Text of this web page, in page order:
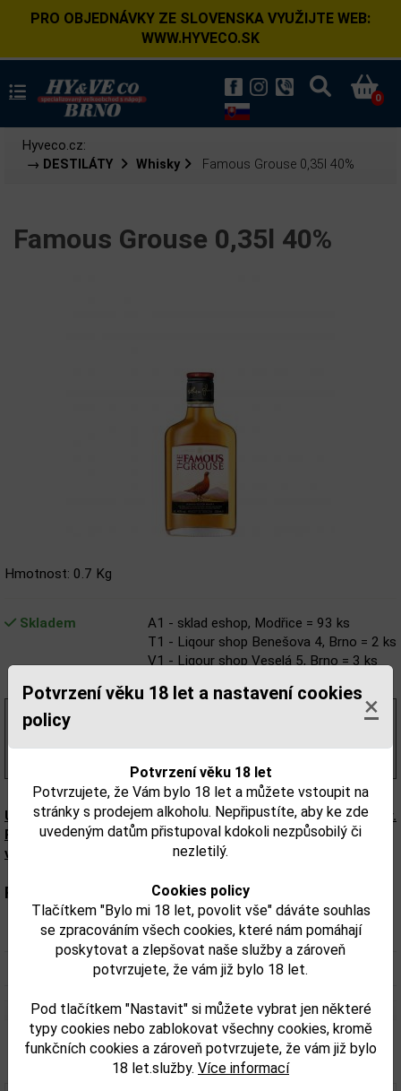
Potvrzení věku 18 let a nastavení cookies
policy
×
Potvrzení věku 18 let
Potvrzujete, že Vám bylo 18 let a můžete vstoupit na
stránky s prodejem alkoholu. Nepřipustíte, aby ke zde
uvedeným datům přistupoval kdokoli nezpůsobilý či
nezletilý.
Cookies policy
Tlačítkem "Bylo mi 18 let, povolit vše" dáváte souhlas
se zpracováním všech cookies, které nám pomáhají
poskytovat a zlepšovat naše služby a zároveň
potvrzujete, že vám již bylo 18 let.
Pod tlačítkem "Nastavit" si můžete vybrat jen některé
typy cookies nebo zablokovat všechny cookies, kromě
funkčních cookies a zároveň potvrzujete, že vám již bylo
18 let.služby. Více informací
PRO OBJEDNÁVKY ZE SLOVENSKA VYUŽIJTE WEB:
WWW.HYVECO.SK
0
Hyveco.cz:
→ DESTILÁTY
Whisky Famous Grouse 0,35l 40%
Famous Grouse 0,35l 40%
Hmotnost: 0.7 Kg
Skladem
A1 - sklad eshop, Modřice = 93 ks
T1 - Liqour shop Benešova 4, Brno = 2 ks
V1 - Liqour shop Veselá 5, Brno = 3 ks
164,46 Kč
Upozorňujeme, že tento produkt může obsahovat alergeny.
Přesné složení a alergeny jsou k dispozici na obalu
výrobku. Zkontrolujte prosím před konzumací.
Parametry:
Obsah alkoholu obj. %: 40
Objem obalu (L):
Související zboží